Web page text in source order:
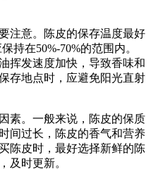
注意。陈皮的保存温度最好
持在50%-70%的范围内。
挥发速度加快，导致香味和
存地点时，应避免阳光直射
素。一般来说，陈皮的保质
间过长，陈皮的香气和营养
陈皮时，最好选择新鲜的陈
及时更新。